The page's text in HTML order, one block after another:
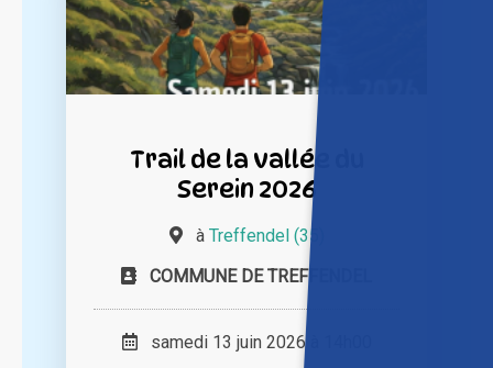
Trail de la vallée du
Serein 2026
à Treffendel (35)
COMMUNE DE TREFFENDEL
samedi 13 juin 2026 à 14h00